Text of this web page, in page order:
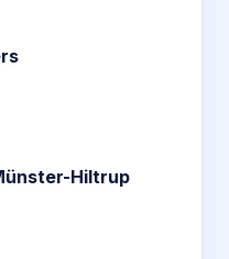
Hiltrup